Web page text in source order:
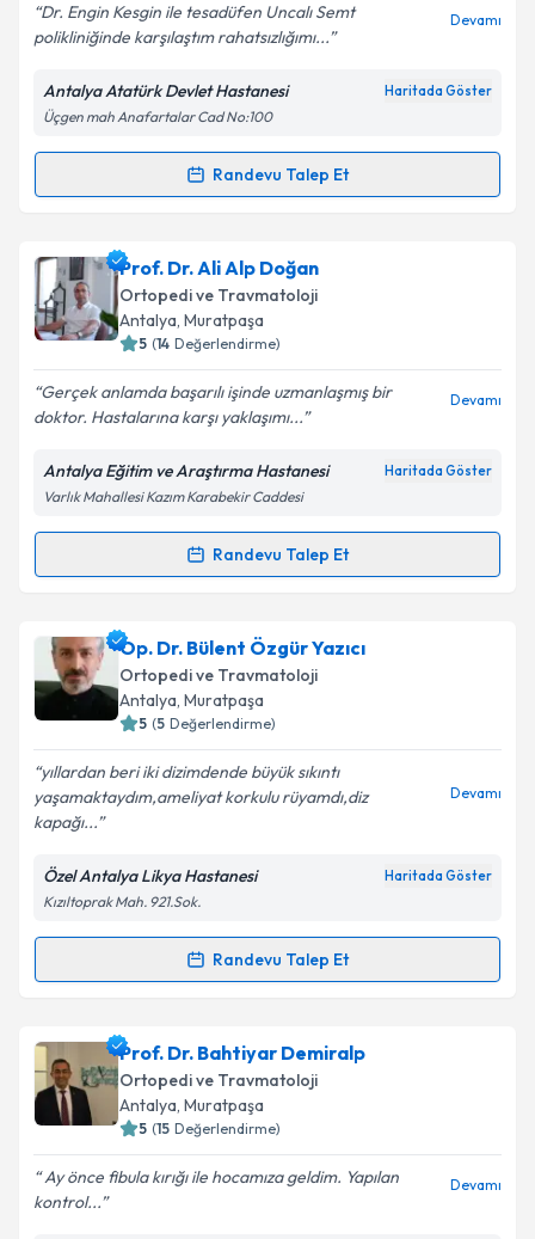
Dr. Engin Kesgin ile tesadüfen Uncalı Semt
polikliniğinde karşılaştım rahatsızlığımı...
Devamı
Antalya Atatürk Devlet Hastanesi Haritada Göster
Üçgen mah Anafartalar Cad No:100
Randevu Talep Et
Randevu Takvimi Talebi
Op. Dr. Engin Kesginiçin randevu takvimi talebi
oluşturun. Size bu uzmandan randevu almanız için bir
takvim hazırlandığında e-posta ile bilgilendireceğiz.
Kişisel verilerimin işlenmesine ilişkin
Aydınlatma
Metni'ni okudum ve kişisel verilerimin belirtilen
kapsamda işlenmesini kabul ediyorum.
Prof. Dr. Ali Alp Doğan
Ortopedi ve Travmatoloji
Antalya, Muratpaşa
5 (14 Değerlendirme)
Gerçek anlamda başarılı işinde uzmanlaşmış bir
doktor. Hastalarına karşı yaklaşımı...
Devamı
Antalya Eğitim ve Araştırma Hastanesi Haritada Göster
Varlık Mahallesi Kazım Karabekir Caddesi
Randevu Talep Et
Randevu Takvimi Talebi
Prof. Dr. Ali Alp Doğaniçin randevu takvimi talebi
oluşturun. Size bu uzmandan randevu almanız için bir
takvim hazırlandığında e-posta ile bilgilendireceğiz.
Metni'ni okudum ve kişisel verilerimin belirtilen
kapsamda işlenmesini kabul ediyorum.
Takvim Talebini Gönder
Op. Dr. Bülent Özgür Yazıcı
Ortopedi ve Travmatoloji
Antalya, Muratpaşa
5 (5 Değerlendirme)
yıllardan beri iki dizimdende büyük sıkıntı
yaşamaktaydım,ameliyat korkulu rüyamdı,diz
kapağı...
Devamı
Özel Antalya Likya Hastanesi Haritada Göster
Kızıltoprak Mah. 921.Sok.
Randevu Talep Et
Randevu Takvimi Talebi
Op. Dr. Bülent Özgür Yazıcıiçin randevu takvimi
talebi oluşturun. Size bu uzmandan randevu almanız
için bir takvim hazırlandığında e-posta ile
bilgilendireceğiz.
E-posta Adresiniz
Prof. Dr. Bahtiyar Demiralp
Ortopedi ve Travmatoloji
Antalya, Muratpaşa
5 (15 Değerlendirme)
Ay önce fibula kırığı ile hocamıza geldim. Yapılan
kontrol...
Devamı